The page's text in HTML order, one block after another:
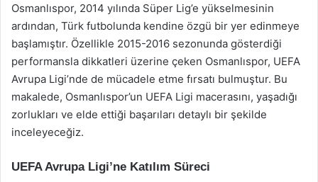
Osmanlıspor, 2014 yılında Süper Lig’e yükselmesinin
ardından, Türk futbolunda kendine özgü bir yer edinmeye
başlamıştır. Özellikle 2015-2016 sezonunda gösterdiği
performansla dikkatleri üzerine çeken Osmanlıspor, UEFA
Avrupa Ligi’nde de mücadele etme fırsatı bulmuştur. Bu
makalede, Osmanlıspor’un UEFA Ligi macerasını, yaşadığı
zorlukları ve elde ettiği başarıları detaylı bir şekilde
inceleyeceğiz.
UEFA Avrupa Ligi’ne Katılım Süreci